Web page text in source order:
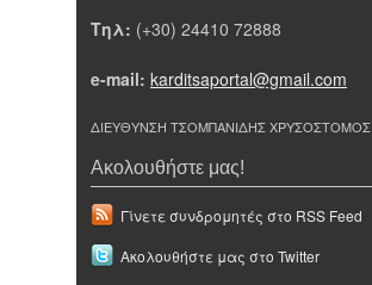
Τηλ: (+30) 24410 72888
e-mail: karditsaportal@gmail.com
ΔΙΕΥΘΥΝΣΗ ΤΣΟΜΠΑΝΙΔΗΣ ΧΡΥΣΟΣΤΟΜΟΣ
Ακολουθήστε μας!
Γίνετε συνδρομητές στο RSS Feed
Ακολουθήστε μας στο Twitter